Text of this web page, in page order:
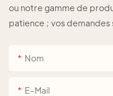
ou notre gamme de
patience ; vos
Nom
E-Mail